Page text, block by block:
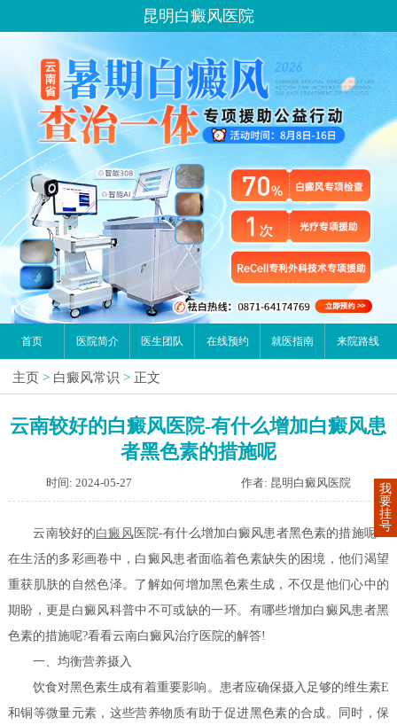
昆明白癜风医院
首页 医院简介 医生团队 在线预约 就医指南 来院路线
主页 > 白癜风常识 > 正文
云南较好的白癜风医院-有什么增加白癜风患
者黑色素的措施呢
时间: 2024-05-27 作者: 昆明白癜风医院
云南较好的白癜风医院-有什么增加白癜风患者黑色素的措施呢？
在生活的多彩画卷中，白癜风患者面临着色素缺失的困境，他们渴望
重获肌肤的自然色泽。了解如何增加黑色素生成，不仅是他们心中的
期盼，更是白癜风科普中不可或缺的一环。有哪些增加白癜风患者黑
色素的措施呢?看看云南白癜风治疗医院的解答!
一、均衡营养摄入
饮食对黑色素生成有着重要影响。患者应确保摄入足够的维生素E
和铜等微量元素，这些营养物质有助于促进黑色素的合成。同时，保
我
要
挂
号